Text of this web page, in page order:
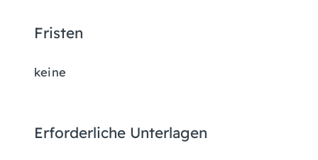
Fristen
keine
Erforderliche Unterlagen